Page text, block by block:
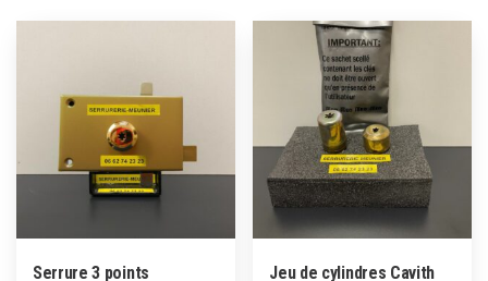
Serrure 3 points
Jeu de cylindres Cavith